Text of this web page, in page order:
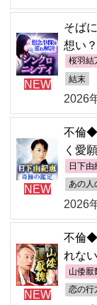
NEW
そば
想い
桜羽結
結末
2026
NEW
不倫◆
く愛
日下由
あの人
2026
NEW
不倫◆
れな
山倭厭
恋の行